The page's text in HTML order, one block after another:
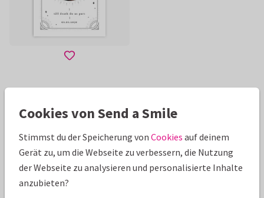
Cookies von Send a Smile
Stimmst du der Speicherung von Cookies auf deinem
Gerät zu, um die Webseite zu verbessern, die Nutzung
der Webseite zu analysieren und personalisierte Inhalte
anzubieten?